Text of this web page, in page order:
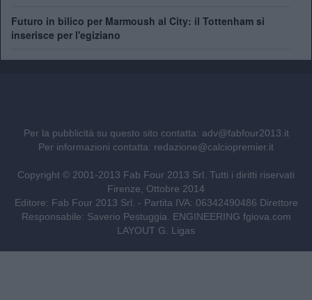
Futuro in bilico per Marmoush al City: il Tottenham si
inserisce per l'egiziano
Per la pubblicità su questo sito contatta: adv@fabfour2013.it
Per informazioni contatta: redazione@calciopremier.it
Copyright © 2001-2013 Fab Four 2013 Srl. Tutti i diritti riservati
Firenze, Ottobre 2014
Editore: Fab Four 2013 Srl. - Partita IVA: 06342490486 Direttore
Responsabile: Saverio Pestuggia. ENGINEERING fgiova.com
LAYOUT G. Ligas